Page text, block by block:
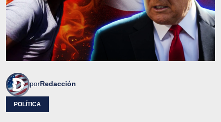
porRedacción
POLÍTICA